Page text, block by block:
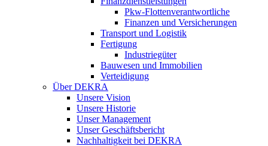
Pkw‑Flottenverantwortliche
Finanzen und Versicherungen
Transport und Logistik
Fertigung
Industriegüter
Bauwesen und Immobilien
Verteidigung
Über DEKRA
Unsere Vision
Unsere Historie
Unser Management
Unser Geschäftsbericht
Nachhaltigkeit bei DEKRA